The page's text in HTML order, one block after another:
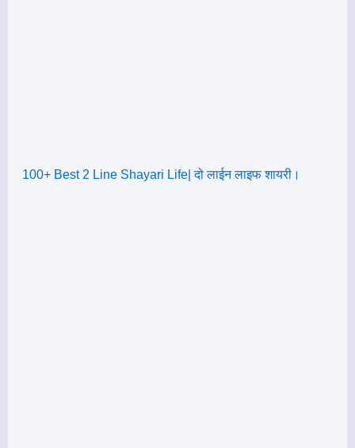
100+ Best 2 Line Shayari Life| दो लाईन लाइफ शायरी।